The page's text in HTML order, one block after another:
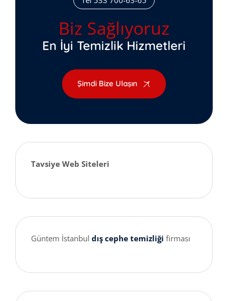
Biz Sağlıyoruz
En İyi Temizlik Hizmetleri
Şimdi Bize Ulaşın
Tavsiye Web Siteleri
Güntem İstanbul dış cephe temizliği firması